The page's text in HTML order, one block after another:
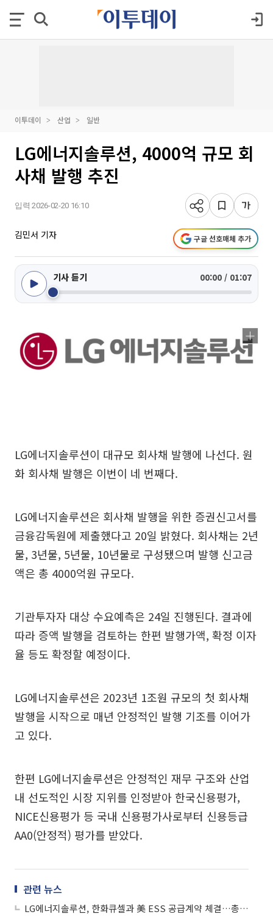
이투데이 산업 일반
LG에너지솔루션, 4000억 규모 회
사채 발행 추진
입력 2026-02-20 16:10
김민서 기자 구글 선호매체 추가
기사 듣기 00:00 / 01:07
LG에너지솔루션이 대규모 회사채 발행에 나선다. 원
화 회사채 발행은 이번이 네 번째다.
LG에너지솔루션은 회사채 발행을 위한 증권신고서를
금융감독원에 제출했다고 20일 밝혔다. 회사채는 2년
물, 3년물, 5년물, 10년물로 구성됐으며 발행 신고금
액은 총 4000억원 규모다.
기관투자자 대상 수요예측은 24일 진행된다. 결과에
따라 증액 발행을 검토하는 한편 발행가액, 확정 이자
율 등도 확정할 예정이다.
LG에너지솔루션은 2023년 1조원 규모의 첫 회사채
발행을 시작으로 매년 안정적인 발행 기조를 이어가
고 있다.
한편 LG에너지솔루션은 안정적인 재무 구조와 산업
내 선도적인 시장 지위를 인정받아 한국신용평가,
NICE신용평가 등 국내 신용평가사로부터 신용등급
AA0(안정적) 평가를 받았다.
관련 뉴스
LG에너지솔루션, 한화큐셀과 美 ESS 공급계약 체결…총 5GWh 규모